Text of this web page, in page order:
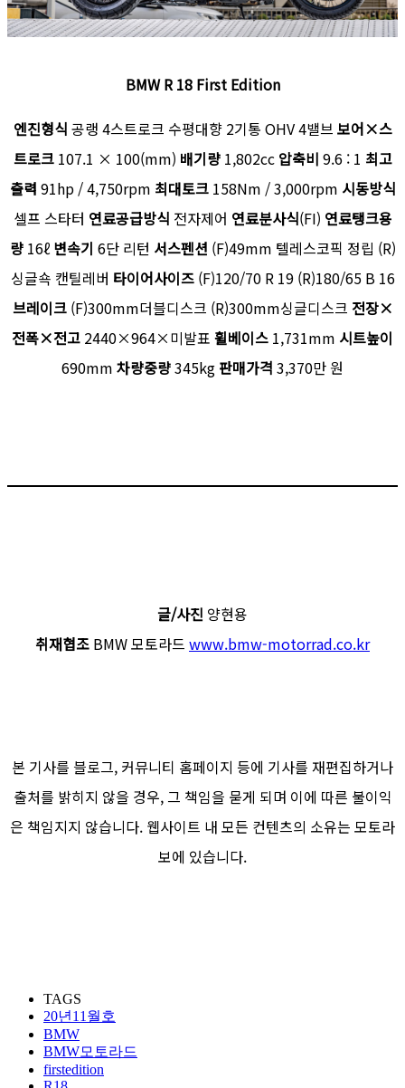
BMW R 18 First Edition
엔진형식 공랭 4스트로크 수평대향 2기통 OHV 4밸브 보어×스
트로크107.1 × 100(mm) 배기량 1,802cc 압축비 9.6 : 1 최고
출력 91hp / 4,750rpm 최대토크 158Nm / 3,000rpm 시동방식
셀프 스타터 연료공급방식 전자제어 연료분사식(FI) 연료탱크용
량 16ℓ 변속기 6단 리턴 서스펜션 (F)49mm 텔레스코픽 정립 (R)
싱글쇽 캔틸레버 타이어사이즈 (F)120/70 R 19 (R)180/65 B 16
브레이크 (F)300mm더블디스크 (R)300mm싱글디스크 전장×
전폭×전고 2440×964×미발표 휠베이스 1,731mm 시트높이
690mm 차량중량345kg 판매가격 3,370만 원
글/사진 양현용
취재협조 BMW 모토라드 www.bmw-motorrad.co.kr
본 기사를 블로그, 커뮤니티 홈페이지 등에 기사를 재편집하거나
출처를 밝히지 않을 경우, 그 책임을 묻게 되며 이에 따른 불이익
은 책임지지 않습니다. 웹사이트 내 모든 컨텐츠의 소유는 모토라
보에 있습니다.
TAGS
20년11월호
BMW
BMW모토라드
firstedition